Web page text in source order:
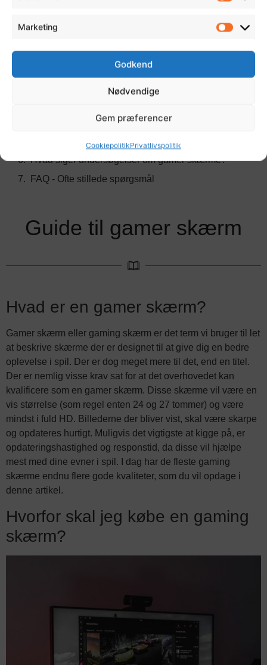
Marketing
Godkend
Nødvendige
Gem præferencer
CookiepolitikPrivatlivspolitik
Bedste Gamer Skærme: Top 5 Ifølge
5 tips til gamer skærme
Gamer skærm mærker
Hvad siger undersøgelser om gamer skærme?
FAQ - Ofte stillede spørgsmål
Guide til gamer skærm
Hvad er en gamer skærm?
Gamer skærm eller gaming skærm er det term vi bruger til let
at beskrive skærme der er designet til at give dig en bedre
oplevelse i spil. Der er dog meget mere til det, end en titel.
Der er nemlig visse krav sat for at det overhovedet kan
kvalificere som en gamer skærm. Disse skærme vil være en
vis størrelse (som regel enten 24 og 27 tommer) og være
mindst i fuld HD. Billederne der bliver vist, skal være skarpe
og opdateres hurtigt. Muligvis det vigtigste at kigge på, er
opdateringshastighed og responstid, da disse vil hjælpe
mest med dine evner i spil. I dag har de fleste gaming
skærme endnu flere gode kvaliteter, som du vil opdage i
denne artikel.
Hvorfor skal jeg købe en gaming
skærm?